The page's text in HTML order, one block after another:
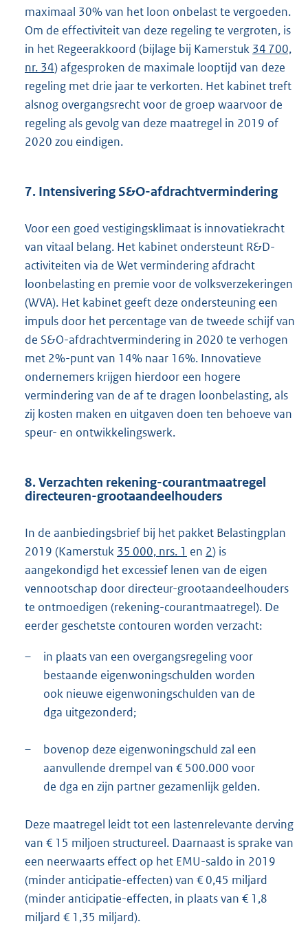
maximaal 30% van het loon onbelast te vergoeden.
Om de effectiviteit van deze regeling te vergroten, is
in het Regeerakkoord (bijlage bij Kamerstuk 34 700,
nr. 34) afgesproken de maximale looptijd van deze
regeling met drie jaar te verkorten. Het kabinet treft
alsnog overgangsrecht voor de groep waarvoor de
regeling als gevolg van deze maatregel in 2019 of
2020 zou eindigen.
7. Intensivering S&O-afdrachtvermindering
Voor een goed vestigingsklimaat is innovatiekracht
van vitaal belang. Het kabinet ondersteunt R&D-
activiteiten via de Wet vermindering afdracht
loonbelasting en premie voor de volksverzekeringen
(WVA). Het kabinet geeft deze ondersteuning een
impuls door het percentage van de tweede schijf van
de S&O-afdrachtvermindering in 2020 te verhogen
met 2%-punt van 14% naar 16%. Innovatieve
ondernemers krijgen hierdoor een hogere
vermindering van de af te dragen loonbelasting, als
zij kosten maken en uitgaven doen ten behoeve van
speur- en ontwikkelingswerk.
8. Verzachten rekening-courantmaatregel
directeuren-grootaandeelhouders
In de aanbiedingsbrief bij het pakket Belastingplan
2019 (Kamerstuk 35 000, nrs. 1 en 2) is
aangekondigd het excessief lenen van de eigen
vennootschap door directeur-grootaandeelhouders
te ontmoedigen (rekening-courantmaatregel). De
eerder geschetste contouren worden verzacht:
–
in plaats van een overgangsregeling voor
bestaande eigenwoningschulden worden
ook nieuwe eigenwoningschulden van de
dga uitgezonderd;
–
bovenop deze eigenwoningschuld zal een
aanvullende drempel van € 500.000 voor
de dga en zijn partner gezamenlijk gelden.
Deze maatregel leidt tot een lastenrelevante derving
van € 15 miljoen structureel. Daarnaast is sprake van
een neerwaarts effect op het EMU-saldo in 2019
(minder anticipatie-effecten) van € 0,45 miljard
(minder anticipatie-effecten, in plaats van € 1,8
miljard € 1,35 miljard).